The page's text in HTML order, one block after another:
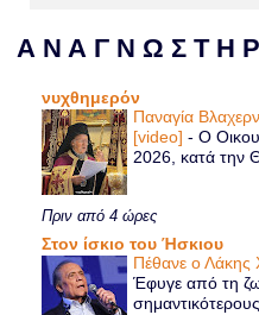
Α Ν Α Γ Ν Ω Σ Τ Η Ρ
νυχθημερόν
Παναγία
[video]-Ο
2026, κατά την
Πριν από 4 ώρες
Στον ίσκιο του Ήσκιου
Πέθανε ο Λάκης
Έφυγε από τη